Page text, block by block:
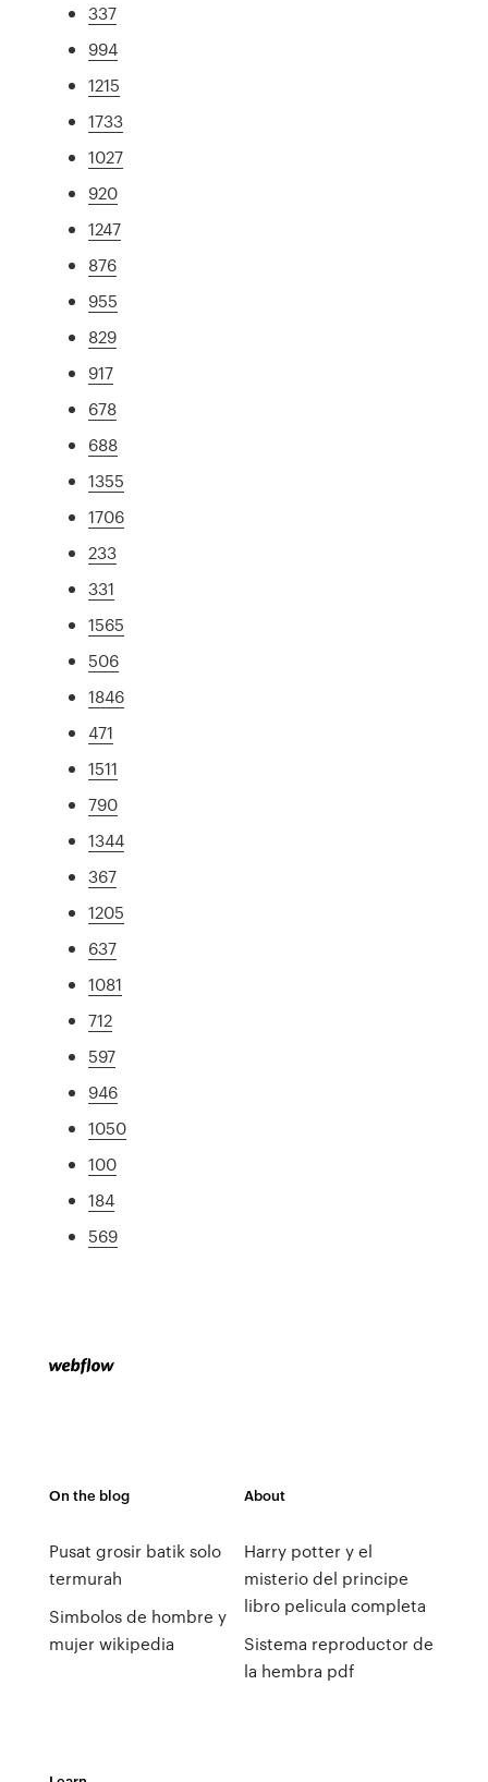
337
994
1215
1733
1027
920
1247
876
955
829
917
678
688
1355
1706
233
331
1565
506
1846
471
1511
790
1344
367
1205
637
1081
712
597
946
1050
100
184
569
On the blog
Pusat grosir batik solo
termurah
Simbolos de hombre y
mujer wikipedia
About
Harry potter y el
misterio del principe
libro pelicula completa
Sistema reproductor de
la hembra pdf